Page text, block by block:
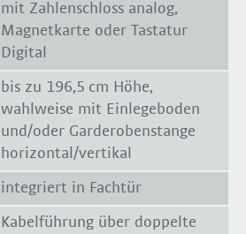
mit Zahlenschloss analog,
Magnetkarte oder Tastatur
Digital
bis zu 196,5 cm Höhe,
wahlweise mit Einlegeboden
und/oder Garderobenstange
horizontal/vertikal
integriert in Fachtür
Kabelführung über doppelte